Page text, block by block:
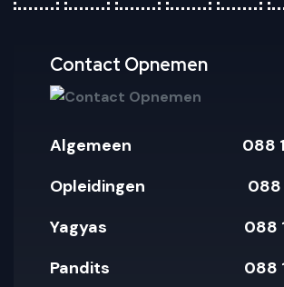
Contact Opnemen
Algemeen
088
Opleidingen
088
Yagyas
088
Pandits
088
fa-fa-
pay
fa-
paypal
fa-
amex